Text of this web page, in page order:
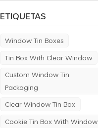
ETIQUETAS
Window Tin Boxes
Tin Box With Clear Window
Custom Window Tin
Packaging
Clear Window Tin Box
Cookie Tin Box With Window